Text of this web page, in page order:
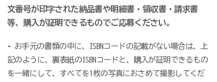
文番号が印字された納品書や明細書・領収書・請求書
等、購入が証明できるものでご応募ください。
• お手元の書類の中に、ISBNコードの記載がない場合は、上
記のように、裏表紙のISBNコードと、購入が証明できるもの
を一緒にして、すべてを1枚の写真におさめて撮影してくだ